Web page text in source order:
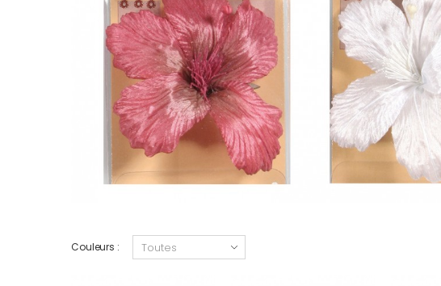
Couleurs :